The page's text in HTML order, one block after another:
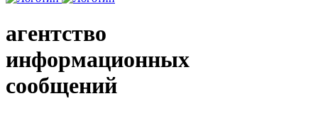
агентство
информационных
сообщений